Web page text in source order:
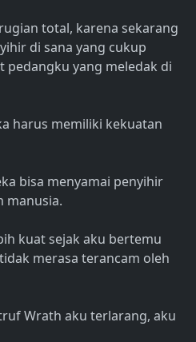
total, karena sekarang
di sana yang cukup
yang meledak di
harus memiliki kekuatan
bisa menyamai penyihir
manusia.
kuat sejak aku bertemu
merasa terancam oleh
Wrath aku terlarang, aku